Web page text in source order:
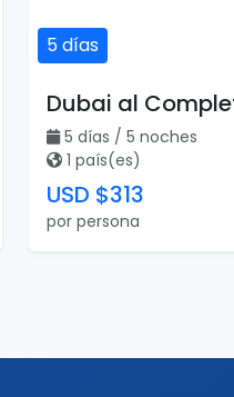
5 días
Dubai al
5 días / 5 noches
1 país(es)
USD $313
por persona